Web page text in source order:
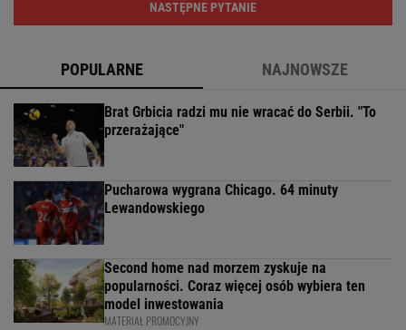
NASTĘPNE PYTANIE
POPULARNE NAJNOWSZE
Brat Grbicia radzi mu nie wracać do Serbii. "To
przerażające"
Pucharowa wygrana Chicago. 64 minuty
Lewandowskiego
Second home nad morzem zyskuje na
popularności. Coraz więcej osób wybiera ten
model inwestowania
MATERIAŁ PROMOCYJNY